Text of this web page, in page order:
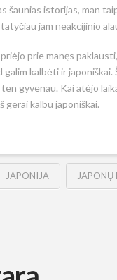
šaunias istorijas, man
jam neakcijinio
prie manęs
kalbėti ir
gyvenau. Kai atėjo
gerai kalbu japoniškai.
JAPONIJA JAPONŲ